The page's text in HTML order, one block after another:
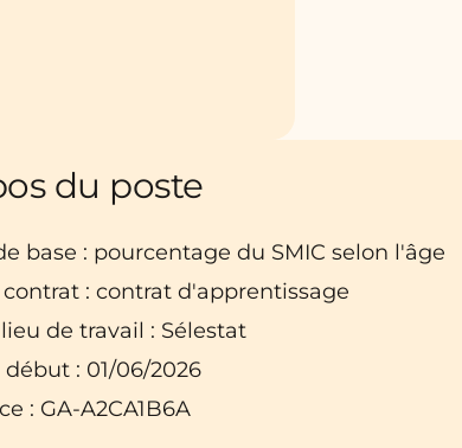
du poste
base : pourcentage du SMIC selon l'âge
contrat : contrat d'apprentissage
de travail : Sélestat
: 01/06/2026
: GA-A2CA1B6A